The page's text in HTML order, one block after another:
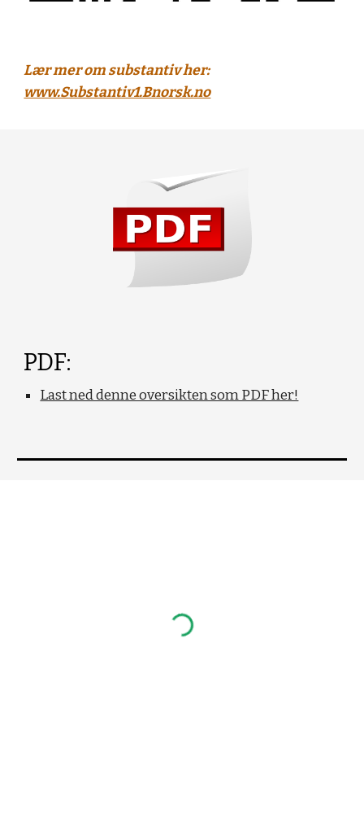
Lær mer om substantiv her:
www.Substantiv1.Bnorsk.no
PDF:
Last ned denne oversikten som PDF her!